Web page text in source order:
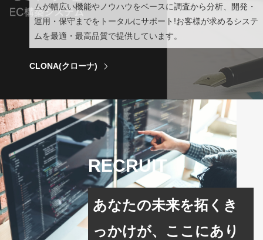
ムが幅広い機能やノウハウをベースに調査から分析、開発・
運用・保守までをトータルにサポート!お客様が求めるシステ
ムを最適・最高品質で提供しています。
CLONA(クローナ)
RECRUIT
あなたの未来を拓くき
っかけが、ここにあり